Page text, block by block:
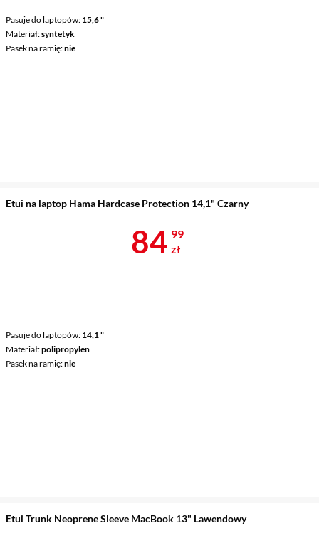
Pasuje do laptopów 15,6 "
Materiał syntetyk
Pasek na ramię nie
Etui na laptop Hama Hardcase Protection 14,1" Czarny
Pasuje do laptopów 14,1 "
Materiał polipropylen
Pasek na ramię nie
Cena 84,99
84 99
zł
Etui Trunk Neoprene Sleeve MacBook 13" Lawendowy